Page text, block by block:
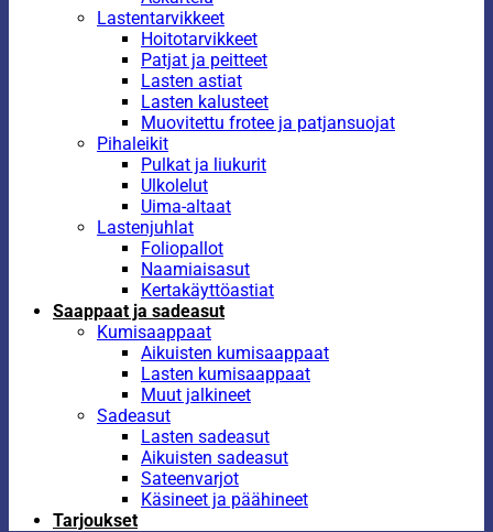
Lastentarvikkeet
Hoitotarvikkeet
Patjat ja peitteet
Lasten astiat
Lasten kalusteet
Muovitettu frotee ja patjansuojat
Pihaleikit
Pulkat ja liukurit
Ulkolelut
Uima-altaat
Lastenjuhlat
Foliopallot
Naamiaisasut
Kertakäyttöastiat
Saappaat ja sadeasut
Kumisaappaat
Aikuisten kumisaappaat
Lasten kumisaappaat
Muut jalkineet
Sadeasut
Lasten sadeasut
Aikuisten sadeasut
Sateenvarjot
Käsineet ja päähineet
Tarjoukset